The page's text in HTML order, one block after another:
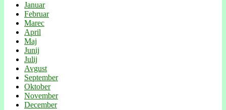
Januar
Februar
Marec
April
Maj
Junij
Julij
Avgust
September
Oktober
November
December